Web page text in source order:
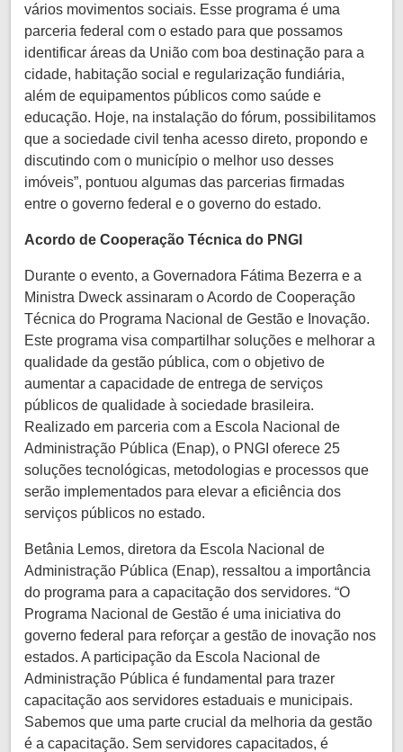
vários movimentos sociais. Esse programa é uma
parceria federal com o estado para que possamos
identificar áreas da União com boa destinação para a
cidade, habitação social e regularização fundiária,
além de equipamentos públicos como saúde e
educação. Hoje, na instalação do fórum, possibilitamos
que a sociedade civil tenha acesso direto, propondo e
discutindo com o município o melhor uso desses
imóveis”, pontuou algumas das parcerias firmadas
entre o governo federal e o governo do estado.
Acordo de Cooperação Técnica do PNGI
Durante o evento, a Governadora Fátima Bezerra e a
Ministra Dweck assinaram o Acordo de Cooperação
Técnica do Programa Nacional de Gestão e Inovação.
Este programa visa compartilhar soluções e melhorar a
qualidade da gestão pública, com o objetivo de
aumentar a capacidade de entrega de serviços
públicos de qualidade à sociedade brasileira.
Realizado em parceria com a Escola Nacional de
Administração Pública (Enap), o PNGI oferece 25
soluções tecnológicas, metodologias e processos que
serão implementados para elevar a eficiência dos
serviços públicos no estado.
Betânia Lemos, diretora da Escola Nacional de
Administração Pública (Enap), ressaltou a importância
do programa para a capacitação dos servidores. “O
Programa Nacional de Gestão é uma iniciativa do
governo federal para reforçar a gestão de inovação nos
estados. A participação da Escola Nacional de
Administração Pública é fundamental para trazer
capacitação aos servidores estaduais e municipais.
Sabemos que uma parte crucial da melhoria da gestão
é a capacitação. Sem servidores capacitados, é